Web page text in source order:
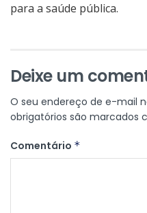
para a saúde pública.
Deixe um
O seu endereço de e-mail
obrigatórios são marcados
Comentário *